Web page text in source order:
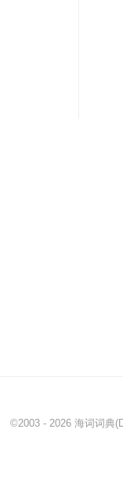
©2003 - 2026 海词词典